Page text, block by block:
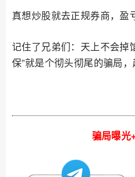
真想炒股就去正规券商，盈
记住了兄弟们：天上不会掉
保”就是个彻头彻尾的骗局，
骗局曝光